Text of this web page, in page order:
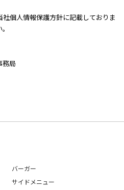
社個人情報保護方針に記載しておりま
務局
バーガー
サイドメニュー